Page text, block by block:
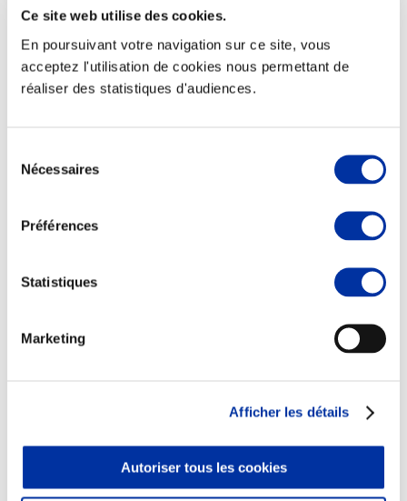
Ce site web utilise des cookies.
En poursuivant votre navigation sur ce site, vous
acceptez l'utilisation de cookies nous permettant de
réaliser des statistiques d'audiences.
Nécessaires
Préférences
Statistiques
Marketing
Afficher les détails
Autoriser tous les cookies
Elevage
Alimentation de qualité, raisonnée et durable
Consommation
Sécurité sanitaire
Viandes et santé